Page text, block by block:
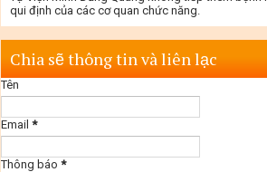
qui định của các cơ quan chức năng.
Chia sẽ thông tin và liên lạc
Tên
Email *
Thông báo *